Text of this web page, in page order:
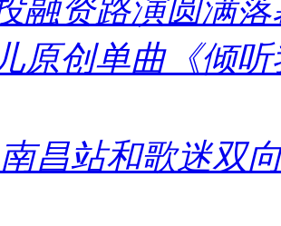
融资路演圆满落
原创单曲《倾
昌站和歌迷双